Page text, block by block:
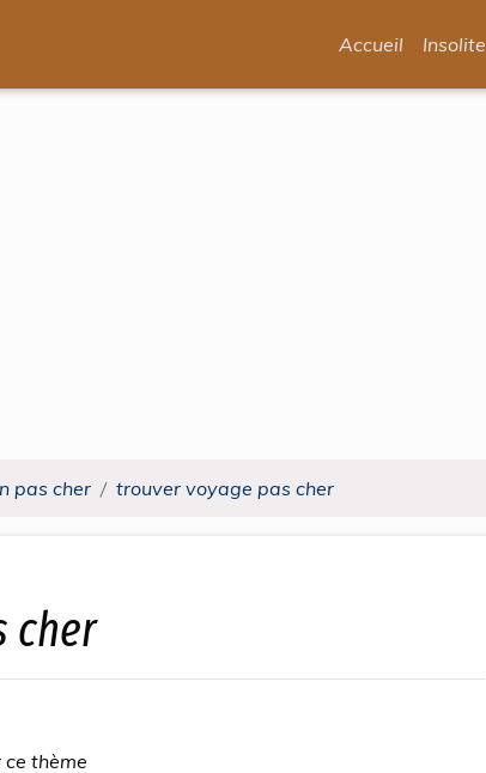
Accueil Insolite
pas cher trouver voyage pas cher
cher
ce thème